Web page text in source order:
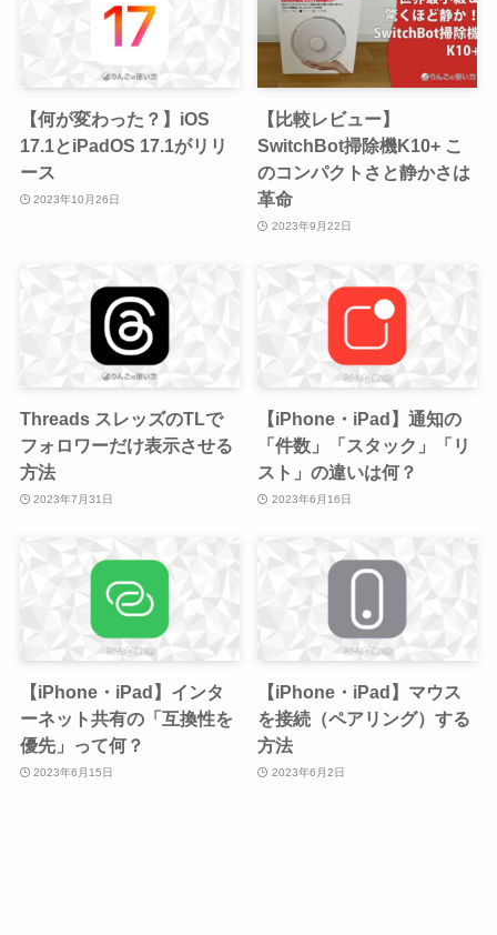
【何が変わった？】iOS
17.1とiPadOS 17.1がリリ
ース
2023年10月26日
【比較レビュー】
SwitchBot掃除機K10+ こ
のコンパクトさと静かさは
革命
2023年9月22日
Threads スレッズのTLで
フォロワーだけ表示させる
方法
2023年7月31日
【iPhone・iPad】通知の
「件数」「スタック」「リ
スト」の違いは何？
2023年6月16日
【iPhone・iPad】インタ
ーネット共有の「互換性を
優先」って何？
2023年6月15日
【iPhone・iPad】マウス
を接続（ペアリング）する
方法
2023年6月2日